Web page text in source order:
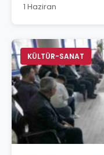
1 Haziran
KÜLTÜR-SANAT